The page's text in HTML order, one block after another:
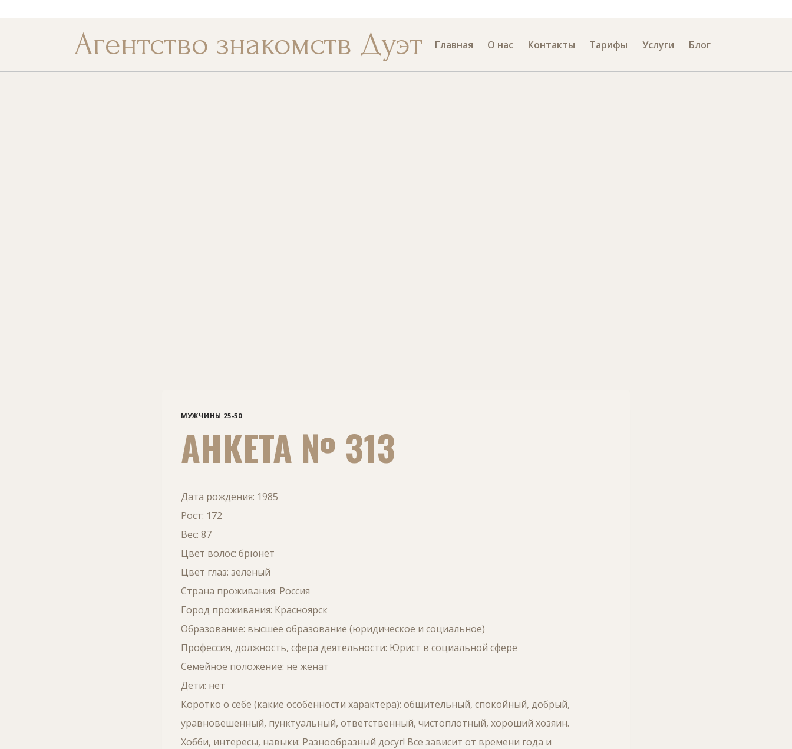
Агентство знакомств Дуэт Главная О нас Контакты Тарифы Услуги Блог
МУЖЧИНЫ 25-50
АНКЕТА № 313
Дата рождения: 1985
Рост: 172
Вес: 87
Цвет волос: брюнет
Цвет глаз: зеленый
Страна проживания: Россия
Город проживания: Красноярск
Образование: высшее образование (юридическое и социальное)
Профессия, должность, сфера деятельности: Юрист в социальной сфере
Семейное положение: не женат
Дети: нет
Коротко о себе (какие особенности характера): общительный, спокойный, добрый,
уравновешенный, пунктуальный, ответственный, чистоплотный, хороший хозяин.
Хобби, интересы, навыки: Разнообразный досуг! Все зависит от времени года и